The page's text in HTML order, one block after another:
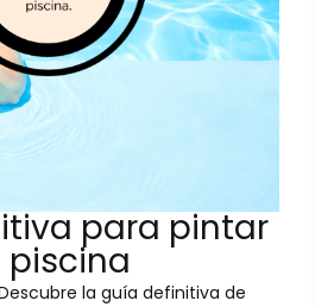
para pintar
piscina
la guía definitiva de